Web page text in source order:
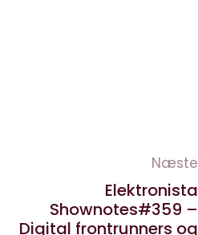
Næste
Elektronista
Shownotes#359 –
Digital frontrunners og